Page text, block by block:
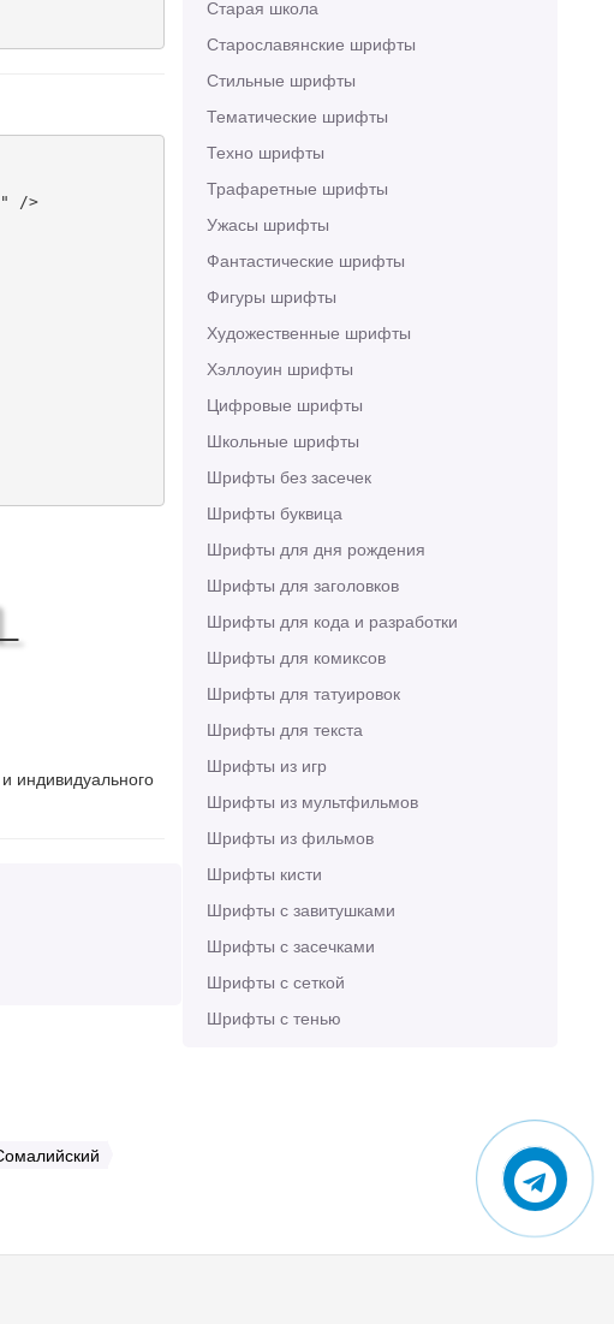
Старая школа
Старославянские шрифты
Стильные шрифты
Тематические шрифты
Техно шрифты
Трафаретные шрифты
Ужасы шрифты
Фантастические шрифты
Фигуры шрифты
Художественные шрифты
Хэллоуин шрифты
Цифровые шрифты
Школьные шрифты
Шрифты без засечек
Шрифты буквица
Шрифты для дня рождения
Шрифты для заголовков
Шрифты для кода и разработки
Шрифты для комиксов
Шрифты для татуировок
Шрифты для текста
Шрифты из игр
Шрифты из мультфильмов
Шрифты из фильмов
Шрифты кисти
Шрифты с завитушками
Шрифты с засечками
Шрифты с сеткой
Шрифты с тенью
/>
индивидуального